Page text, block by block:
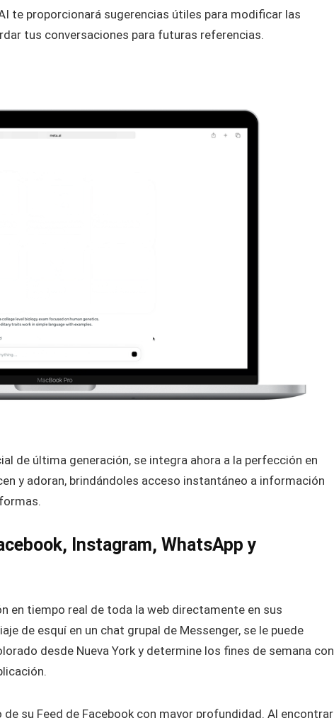
te proporcionará sugerencias útiles para modificar las
tus conversaciones para futuras referencias.
de última generación, se integra ahora a la perfección en
y adoran, brindándoles acceso instantáneo a información
Instagram, WhatsApp y
en tiempo real de toda la web directamente en sus
de esquí en un chat grupal de Messenger, se le puede
desde Nueva York y determine los fines de semana con
su Feed de Facebook con mayor profundidad. Al encontrar